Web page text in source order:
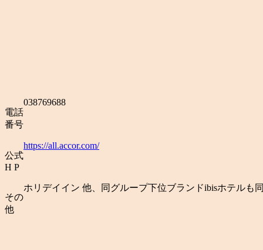
電話
番号
038769688
公式
H P
https://all.accor.com/
その
他
ホリデイイン 他、同グループ下位ブランドibisホテルも